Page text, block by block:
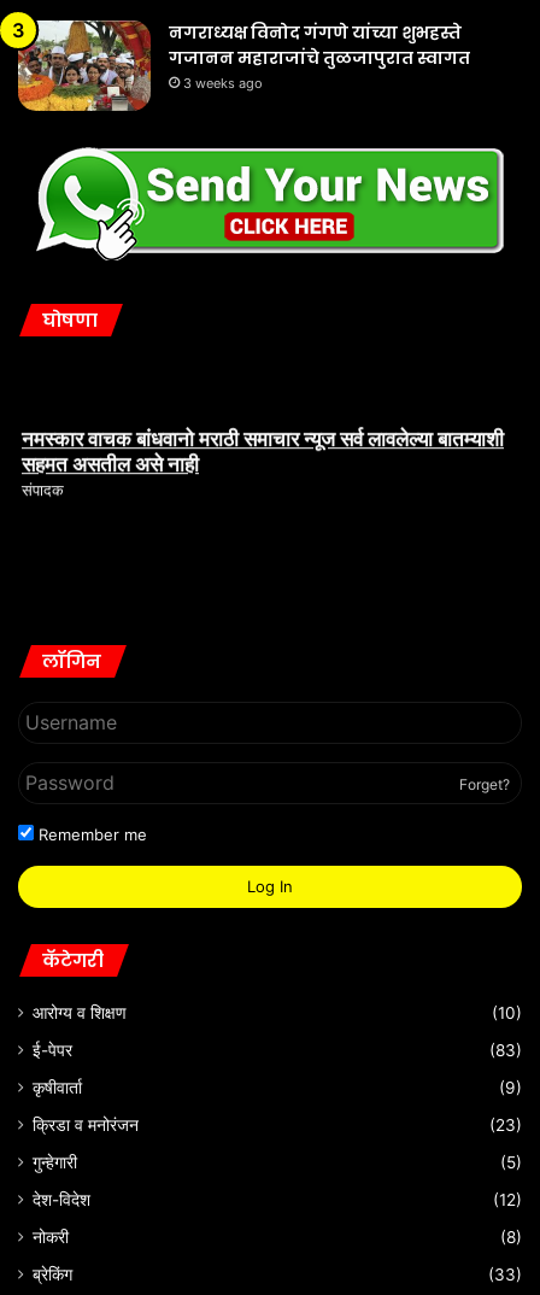
नगराध्यक्ष विनोद गंगणे यांच्या शुभहस्ते
गजानन महाराजांचे तुळजापुरात स्वागत
3 weeks ago
घोषणा
सहमत असतील असे नाही
संपादक
लॉगिन
Forget?
Remember me
Log In
कॅटेगरी
आरोग्य व शिक्षण
(10)
ई-पेपर
(83)
कृषीवार्ता
(9)
क्रिडा व मनोरंजन
(23)
गुन्हेगारी
(5)
देश-विदेश
(12)
नोकरी
(8)
ब्रेकिंग
(33)